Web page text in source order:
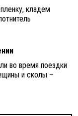
кладем
во время поездки
и сколы –